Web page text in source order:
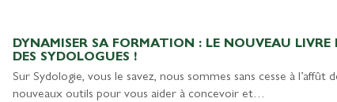
DYNAMISER SA FORMATION : LE NOUVEAU LIVRE
DES SYDOLOGUES !
Sur Sydologie, vous le savez, nous sommes sans cesse à l’affût
nouveaux outils pour vous aider à concevoir et…